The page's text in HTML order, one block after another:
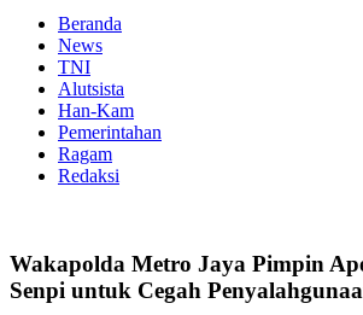
Beranda
News
TNI
Alutsista
Han-Kam
Pemerintahan
Ragam
Redaksi
Wakapolda Metro Jaya Pimpin
Senpi untuk Cegah